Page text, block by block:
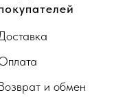
и обмен